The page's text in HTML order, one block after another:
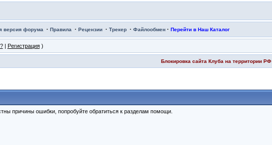
версия форума · Правила · Рецензии· Трекер· Файлообмен· Перейти в Наш Каталог
| Регистрация)
Блокировка сайта Клуба на территории РФ
причины ошибки, попробуйте обратиться к разделам помощи.